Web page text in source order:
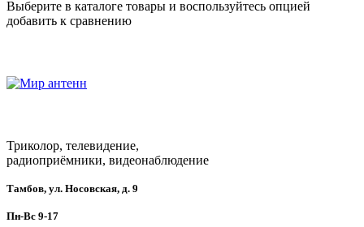
Выберите в каталоге товары и воспользуйтесь опцией
добавить к сравнению
Триколор, телевидение,
радиоприёмники, видеонаблюдение
Тамбов, ул. Носовская, д. 9
Пн-Вс 9-17